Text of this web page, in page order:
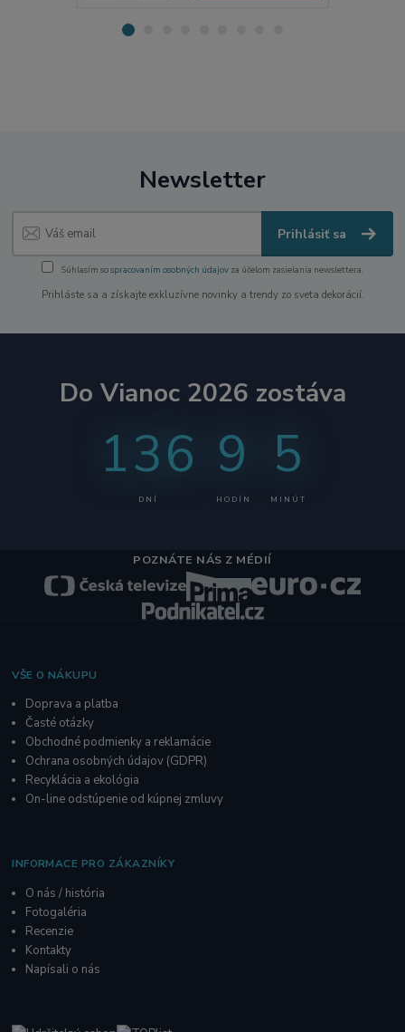
Newsletter
Prihlásiť sa
Súhlasím sospracovaním osobných údajov za účelom zasielania newslettera.
Prihláste sa a získajte exkluzívne novinky a trendy zo sveta dekorácií.
Do Vianoc 2026 zostáva
136
DNÍ
9
HODÍN
4
MINÚT
POZNÁTE NÁS Z MÉDIÍ
VŠE O NÁKUPU
Doprava a platba
Časté otázky
Obchodné podmienky a reklamácie
Ochrana osobných údajov (GDPR)
Recyklácia a ekológia
On-line odstúpenie od kúpnej zmluvy
INFORMACE PRO ZÁKAZNÍKY
O nás / história
Fotogaléria
Recenzie
Kontakty
Napísali o nás